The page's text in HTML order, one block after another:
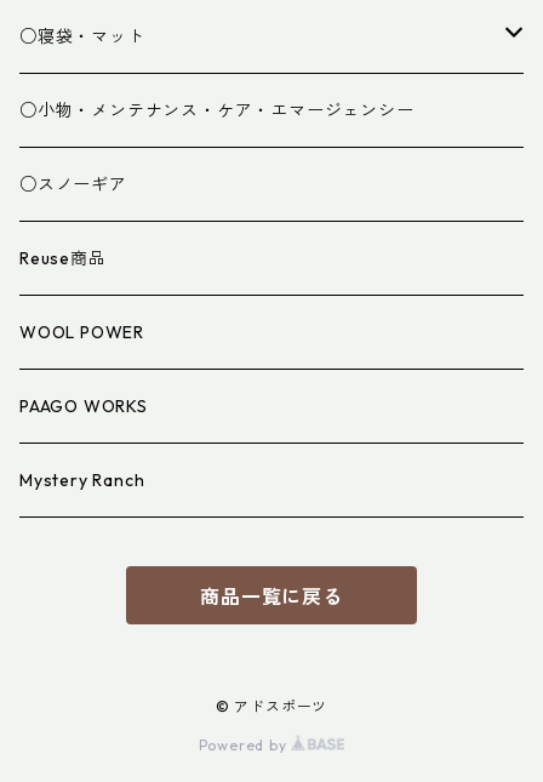
パンツ
グローブ
スパッツ・ゲイター
衣類小物
アイウェア
○寝袋・マット
寝袋
マット
寝具小物
○小物・メンテナンス・ケア・エマージェンシー
○スノーギア
Reuse商品
WOOL POWER
PAAGO WORKS
Mystery Ranch
商品一覧に戻る
© アドスポーツ
Powered by